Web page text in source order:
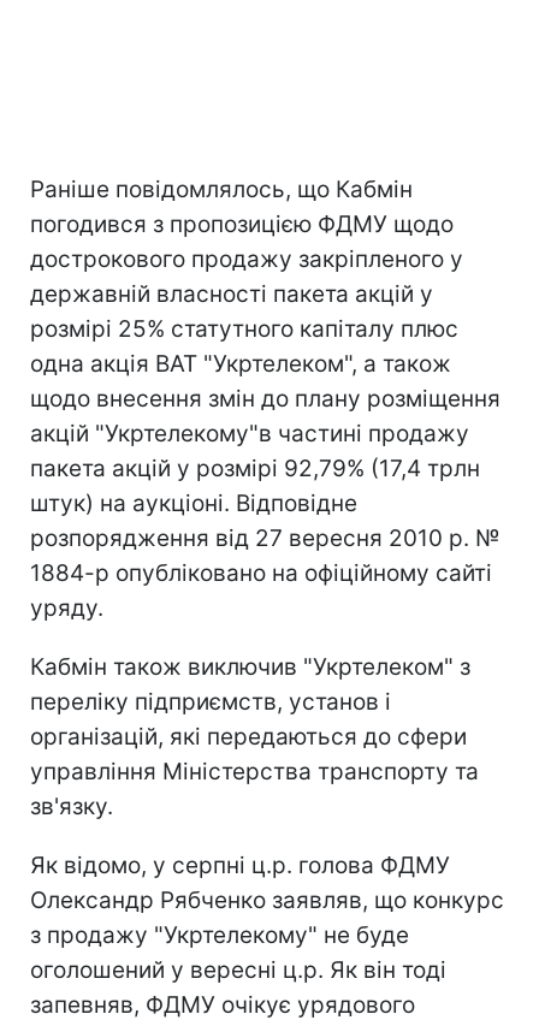
Раніше повідомлялось, що Кабмін
погодився з пропозицією ФДМУ щодо
дострокового продажу закріпленого у
державній власності пакета акцій у
розмірі 25% статутного капіталу плюс
одна акція ВАТ "Укртелеком", а також
щодо внесення змін до плану розміщення
акцій "Укртелекому"в частині продажу
пакета акцій у розмірі 92,79% (17,4 трлн
штук) на аукціоні. Відповідне
розпорядження від 27 вересня 2010 р. №
1884-р опубліковано на офіційному сайті
уряду.
Кабмін також виключив "Укртелеком" з
переліку підприємств, установ і
організацій, які передаються до сфери
управління Міністерства транспорту та
зв'язку.
Як відомо, у серпні ц.р. голова ФДМУ
Олександр Рябченко заявляв, що конкурс
з продажу "Укртелекому" не буде
оголошений у вересні ц.р. Як він тоді
запевняв, ФДМУ очікує урядового